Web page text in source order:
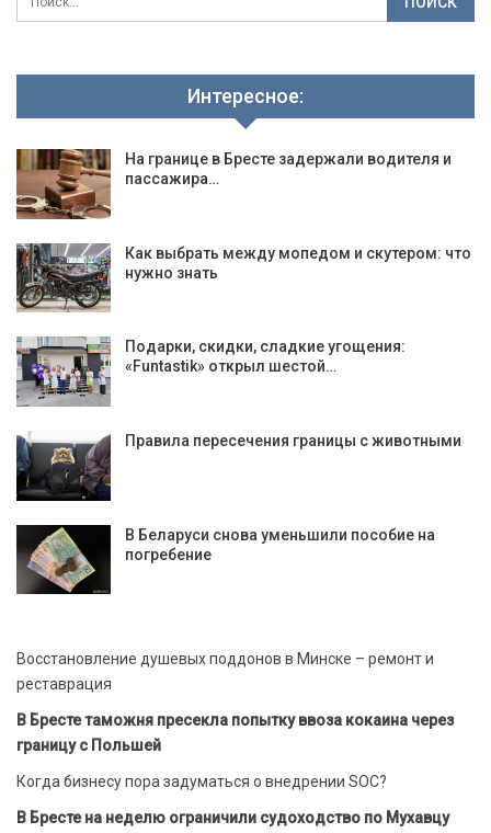
Интересное:
На границе в Бресте задержали водителя и
пассажира…
Как выбрать между мопедом и скутером: что
нужно знать
Подарки, скидки, сладкие угощения:
«Funtastik» открыл шестой…
Правила пересечения границы с животными
В Беларуси снова уменьшили пособие на
погребение
Восстановление душевых поддонов в Минске – ремонт и
реставрация
В Бресте таможня пресекла попытку ввоза кокаина через
границу с Польшей
Когда бизнесу пора задуматься о внедрении SOC?
В Бресте на неделю ограничили судоходство по Мухавцу